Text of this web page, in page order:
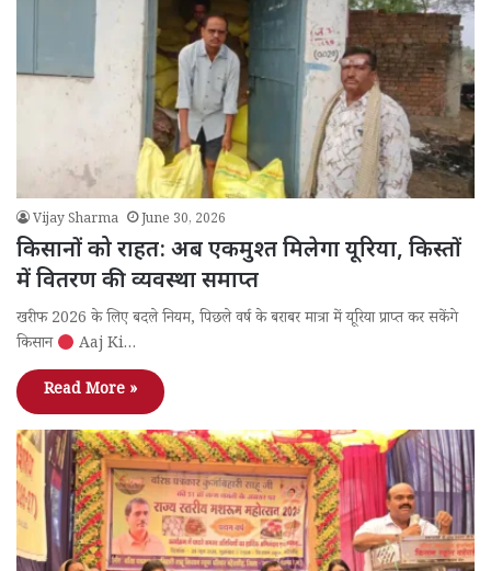
Vijay Sharma June 30, 2026
किसानों को राहत: अब एकमुश्त मिलेगा यूरिया, किस्तों
में वितरण की व्यवस्था समाप्त
खरीफ 2026 के लिए बदले नियम, पिछले वर्ष के बराबर मात्रा में यूरिया प्राप्त कर सकेंगे
किसान
Aaj Ki…
Read More »